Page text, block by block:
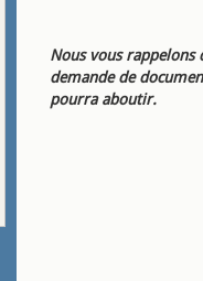
Nous vous rappelons
demande de
pourra aboutir.